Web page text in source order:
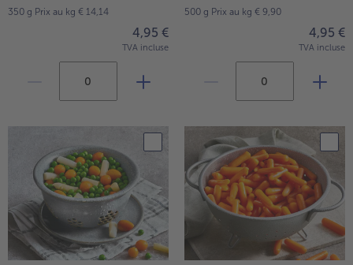
350 g Prix au kg € 14,14
4,95 €
TVA incluse
500 g Prix au kg € 9,90
4,95 €
TVA incluse